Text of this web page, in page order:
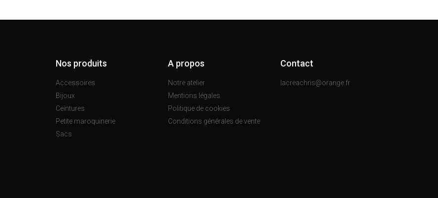
Nos produits
Accessoires
Bijoux
Ceintures
Petite maroquinerie
Sacs
A propos
Notre atelier
Mentions légales
Politique de cookies
Conditions générales de vente
Contact
lacreachris@orange.fr